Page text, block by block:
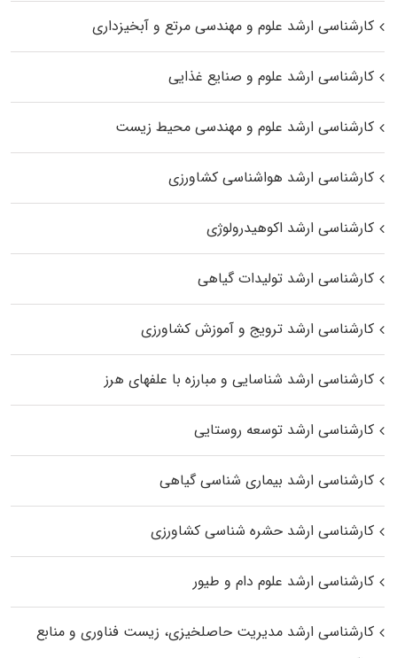
کارشناسی ارشد علوم و مهندسی مرتع و آبخیزداری
کارشناسی ارشد علوم و صنایع غذایی
کارشناسی ارشد علوم و مهندسی محیط زیست
کارشناسی ارشد هواشناسی کشاورزی
کارشناسی ارشد اکوهیدرولوژی
کارشناسی ارشد تولیدات گیاهی
کارشناسی ارشد ترویج و آموزش کشاورزی
کارشناسی ارشد شناسایی و مبارزه با علفهای هرز
کارشناسی ارشد توسعه روستایی
کارشناسی ارشد بیماری‌ شناسی گیاهی
کارشناسی ارشد حشره‌ شناسی کشاورزی
کارشناسی ارشد علوم دام و طیور
کارشناسی ارشد مدیریت حاصلخیزی، زیست فناوری و منابع